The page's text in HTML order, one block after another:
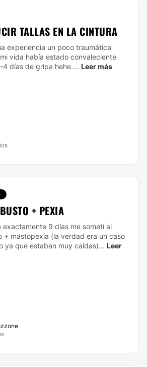
TALLAS EN LA CINTURA
experiencia un poco traumática
vida había estado convaleciente
4 días de gripa hehe.... Leer más
+ PEXIA
exactamente 9 días me sometí al
+ mastopexia (la verdad era un caso
ya que estaban muy caídas)... Leer